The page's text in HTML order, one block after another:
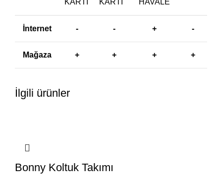
KARTI KARTI HAVALE
İnternet - - + -
Mağaza + + + +
İlgili ürünler
Bonny Koltuk Takımı